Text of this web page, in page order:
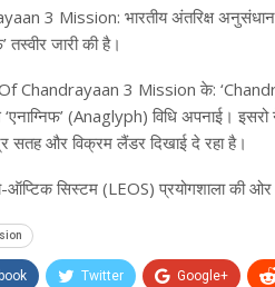
3 Mission: भारतीय अंतरिक्ष
तस्वीर जारी की है।
Chandrayaan 3 Mission के:
(Anaglyph) विधि अपनाई।
सतह और विक्रम लैंडर दिखाई दे रहा है।
ऑप्टिक सिस्टम (LEOS) प्रयोगशाला की
Twitter Google+